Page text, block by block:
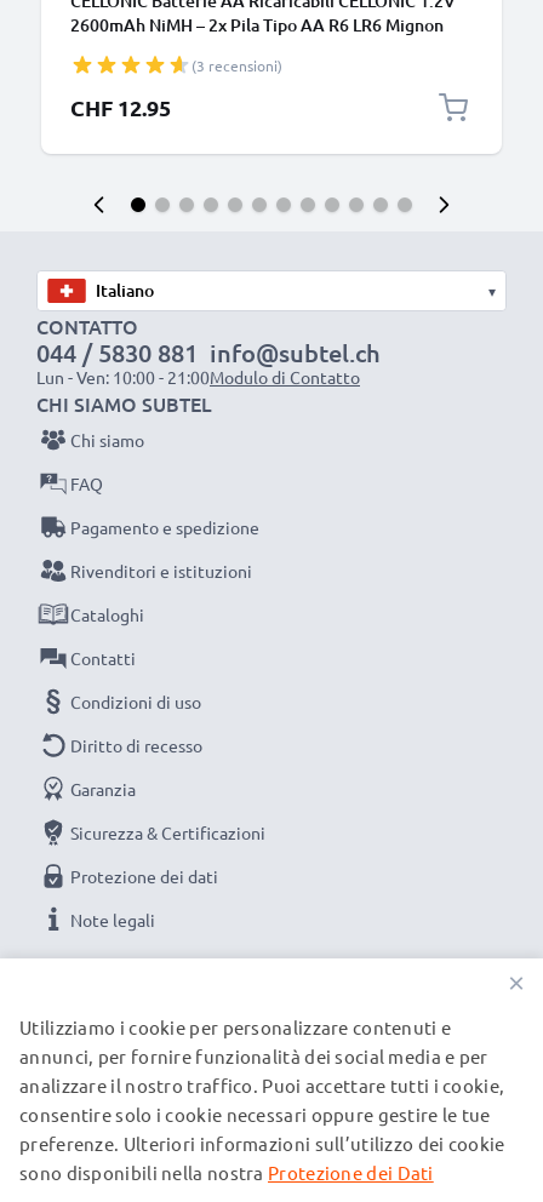
2600mAh NiMH – 2x Pila Tipo AA R6 LR6 Mignon
(3 recensioni)
CHF 12.95
▾
CONTATTO
044 / 5830 881
Lun - Ven: 10:00 - 21:00
info@subtel.ch
Modulo di Contatto
CHI SIAMO SUBTEL
Chi siamo
FAQ
Pagamento e spedizione
Rivenditori e istituzioni
Cataloghi
Contatti
Condizioni di uso
Diritto di recesso
Garanzia
Sicurezza & Certificazioni
Protezione dei dati
Note legali
I NOSTRI PARTNER DI SPEDIZIONE
© subtel.ch 2026
×
Utilizziamo i cookie per personalizzare contenuti e
annunci, per fornire funzionalità dei social media e per
analizzare il nostro traffico. Puoi accettare tutti i cookie,
consentire solo i cookie necessari oppure gestire le tue
preferenze. Ulteriori informazioni sull’utilizzo dei cookie
sono disponibili nella nostra Protezione dei Dati